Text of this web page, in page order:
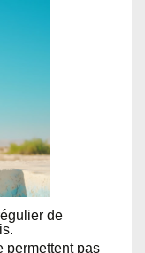
de
permettent pas